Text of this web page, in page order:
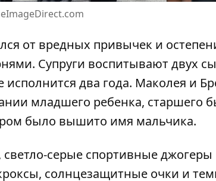
от вредных привычек и
. Супруги воспитывают двух
исполнится два года. Маколея и
младшего ребенка, старшего
было вышито имя мальчика.
светло-серые спортивные джогеры
солнцезащитные очки и